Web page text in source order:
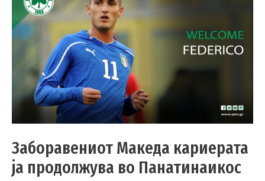
Заборавениот Македа кариерата
ја продолжува во Панатинаикос